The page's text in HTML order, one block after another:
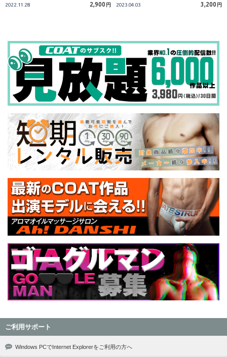
2022.11.28 2,900 円 2023.04.03 3,200 円
ご利用サポート
Windows PCでInternet Explorerをご利用の方へ